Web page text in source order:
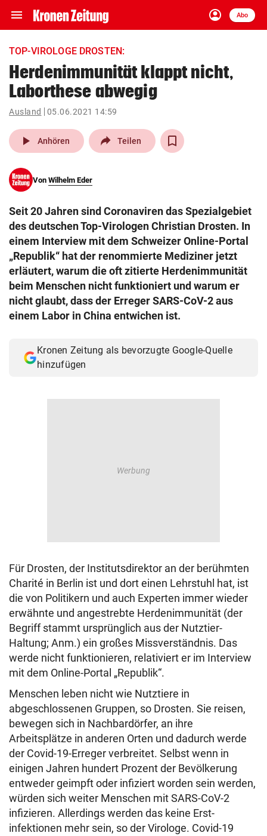
menu Navigation
ein-/ausklappen
account_circle
Anmelden
Abo
close Schließen
account_circle Anmelden
pin_drop
Wien arrow_right
search
eingeben
© Krone Multimedia GmbH & Co KG 2026
Muthgasse 2, 1190 Wien
TOP-VIROLOGE DROSTEN:
Herdenimmunität klappt nicht,
Laborthese abwegig
Ausland 05.06.2021 14:59
play_arrow Anhören Teilen
Von Wilhelm Eder
Seit 20 Jahren sind Coronaviren das Spezialgebiet
des deutschen Top-Virologen Christian Drosten. In
einem Interview mit dem Schweizer Online-Portal
„Republik“ hat der renommierte Mediziner jetzt
erläutert, warum die oft zitierte Herdenimmunität
beim Menschen nicht funktioniert und warum er
nicht glaubt, dass der Erreger SARS-CoV-2 aus
einem Labor in China entwichen ist.
Kronen Zeitung als bevorzugte Google-Quelle
hinzufügen
Für Drosten, der Institutsdirektor an der berühmten
Charité in Berlin ist und dort einen Lehrstuhl hat, ist
die von Politikern und auch Experten immer wieder
erwähnte und angestrebte Herdenimmunität (der
Begriff stammt ursprünglich aus der Nutztier-
Haltung; Anm.) ein großes Missverständnis. Das
werde nicht funktionieren, relativiert er im Interview
mit dem Online-Portal „Republik“.
Menschen leben nicht wie Nutztiere in
abgeschlossenen Gruppen, so Drosten. Sie reisen,
bewegen sich in Nachbardörfer, an ihre
Arbeitsplätze in anderen Orten und dadurch werde
der Covid-19-Erreger verbreitet. Selbst wenn in
einigen Jahren hundert Prozent der Bevölkerung
entweder geimpft oder infiziert worden sein werden,
würden sich weiter Menschen mit SARS-CoV-2
infizieren. Allerdings werden das keine Erst­
infektionen mehr sein, so der Virologe. Covid-19